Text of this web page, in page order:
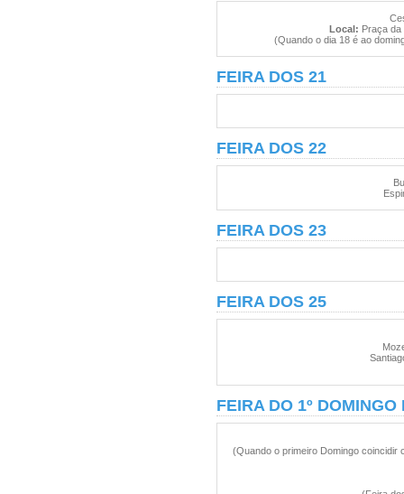
Local: Praça da
(Quando o dia 18 é ao
FEIRA DOS 21
FEIRA DOS 22
FEIRA DOS 23
FEIRA DOS 25
FEIRA DO 1º DOMINGO
(Quando o primeiro Domingo coincidir